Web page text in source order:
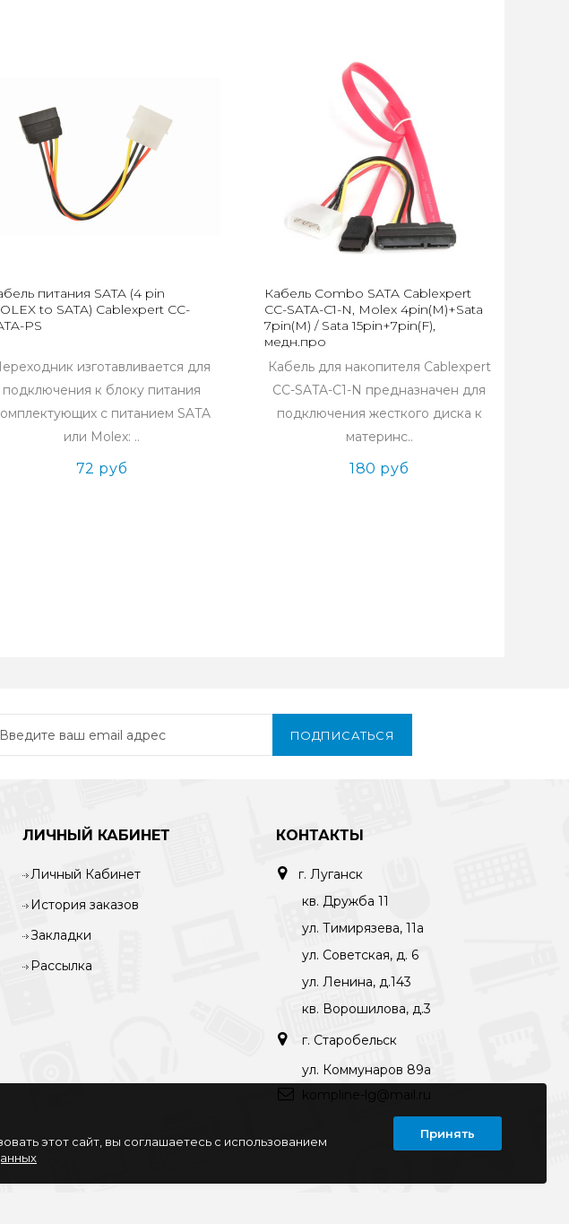
питания SATA (4 pin
to SATA) Cablexpert CC-
PS
изготавливается для
подключения к блоку питания
с питанием SATA
или Molex: ..
72 руб
Кабель Combo SATA Cablexpert
CC-SATA-C1-N, Molex 4pin(M)+Sata
7pin(M) / Sata 15pin+7pin(F),
медн.про
Кабель для накопителя Cablexpert
CC-SATA-C1-N предназначен для
подключения жесткого диска к
материнс..
180 руб
ПОДПИСАТЬСЯ
ЛИЧНЫЙ КАБИНЕТ
Личный Кабинет
История заказов
Закладки
Рассылка
КОНТАКТЫ
г. Луганск
кв. Дружба 11
ул. Тимирязева, 11а
ул. Советская, д. 6
ул. Ленина, д.143
кв. Ворошилова, д.3
г. Старобельск
ул. Коммунаров 89а
kompline-lg@mail.ru
этот сайт, вы соглашаетесь с использованием
Принять